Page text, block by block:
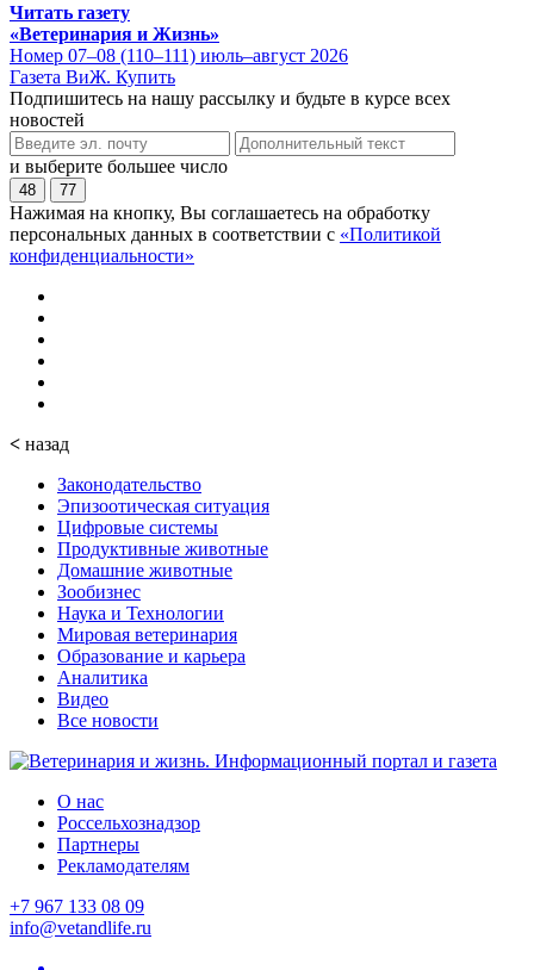
Читать газету
«Ветеринария и Жизнь»
Номер 07–08 (110–111) июль–август 2026
Газета ВиЖ. Купить
Подпишитесь на нашу рассылку и будьте в курсе всех
новостей
и выберите большее число
48 77
Нажимая на кнопку, Вы соглашаетесь на обработку
персональных данных в соответствии с «Политикой
конфиденциальности»
< назад
Законодательство
Эпизоотическая ситуация
Цифровые системы
Продуктивные животные
Домашние животные
Зообизнес
Наука и Технологии
Мировая ветеринария
Образование и карьера
Аналитика
Видео
Все новости
О нас
Россельхознадзор
Партнеры
Рекламодателям
+7 967 133 08 09
info@vetandlife.ru